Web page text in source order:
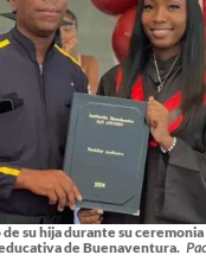
su hija durante su
de Buenaventura.